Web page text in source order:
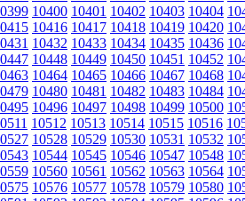
10400 10401 10402 10403 10404
10416 10417 10418 10419 10420
10432 10433 10434 10435 10436
10448 10449 10450 10451 10452
10464 10465 10466 10467 10468
10480 10481 10482 10483 10484
10496 10497 10498 10499 10500
10512 10513 10514 10515 10516
10528 10529 10530 10531 10532
10544 10545 10546 10547 10548
10560 10561 10562 10563 10564
10576 10577 10578 10579 10580